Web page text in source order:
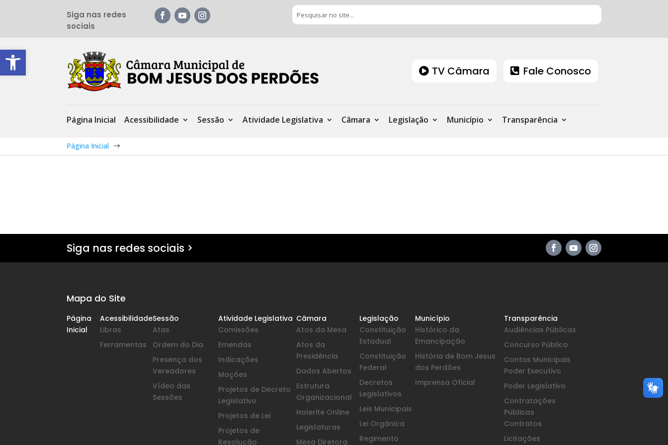
Barra de Ferramentas Aberta
Siga nas redes
sociais
TV Câmara Fale Conosco
Página Inicial Acessibilidade Sessão Atividade Legislativa Câmara Legislação Município Transparência
Página Inicial $
Siga nas redes sociais >
Mapa do Site
Página
Inicial
Acessibilidade
Libras
Ferramentas
Sessão
Atas
Ordem do Dia
Presença dos
Vereadores
Vídeo das
Sessões
Atividade Legislativa
Comissões
Emendas
Indicações
Moções
Projetos de Decreto
Legislativo
Projetos de Lei
Projetos de
Resolução
Câmara
Atos da Mesa
Atos da
Presidência
Dados Abertos
Estrutura
Organizacional
Holerite Online
Legislaturas
Mesa Diretora
Legislação
Constituição
Estadual
Constituição
Federal
Decretos
Legislativos
Leis Municipais
Lei Orgânica
Regimento
Município
Histórico da
Emancipação
História de Bom Jesus
dos Perdões
Imprensa Oficial
Transparência
Audiências Públicas
Concurso Público
Contas Municipais
Poder Executivo
Poder Legislativo
Contratações
Públicas
Contratos
Licitações